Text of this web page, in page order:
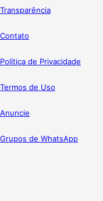
Transparência
Contato
Política de Privacidade
Termos de Uso
Anuncie
Grupos de WhatsApp